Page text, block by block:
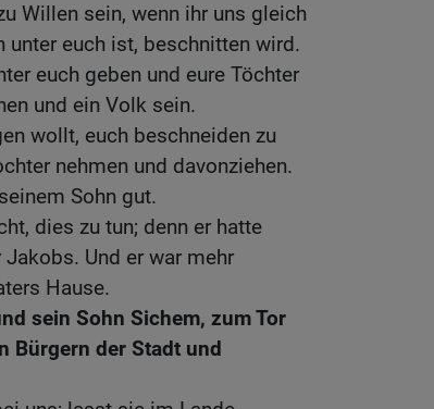
Willen sein, wenn ihr uns gleich
euch ist, beschnitten wird.
euch geben und eure Töchter
und ein Volk sein.
wollt, euch beschneiden zu
nehmen und davonziehen.
Sohn gut.
dies zu tun; denn er hatte
Und er war mehr
Hause.
sein Sohn Sichem, zum Tor
Bürgern der Stadt und